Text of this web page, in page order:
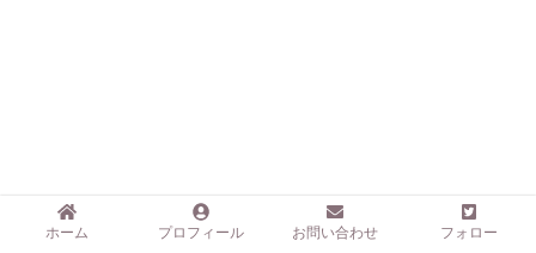
ホーム プロフィール お問い合わせ フォロー